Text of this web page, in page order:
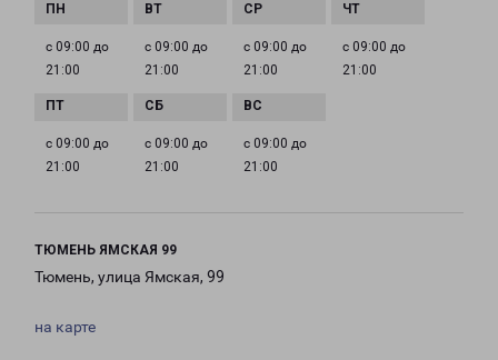
с 09:00 до
21:00
с 09:00 до
21:00
с 09:00 до
21:00
с 09:00 до
21:00
с 09:00 до
21:00
с 09:00 до
21:00
с 09:00 до
21:00
ТЮМЕНЬ ЯМСКАЯ 99
Тюмень, улица Ямская, 99
на карте